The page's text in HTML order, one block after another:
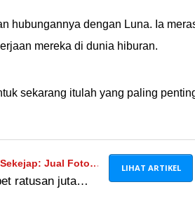
hubungannya dengan Luna. Ia
mereka di dunia hiburan.
sekarang itulah yang paling
Jual Foto
ratusan juta
LIHAT ARTIKEL